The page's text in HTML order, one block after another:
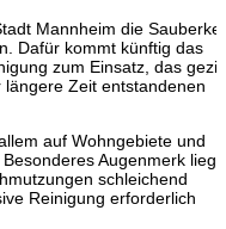
Mannheim die
Dafür kommt künftig das
zum Einsatz, das
Zeit entstandenen
auf Wohngebiete und
Augenmerk liegt
schleichend
Reinigung erforderlich